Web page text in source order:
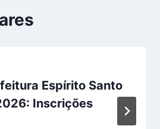
Espírito Santo
Inscrições